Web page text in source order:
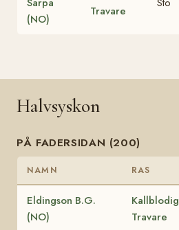
(NO)
Travare
Halvsyskon
PÅ FADERSIDAN (200)
NAMN RAS
Eldingson B.G.
(NO)
Kallblodig
Travare